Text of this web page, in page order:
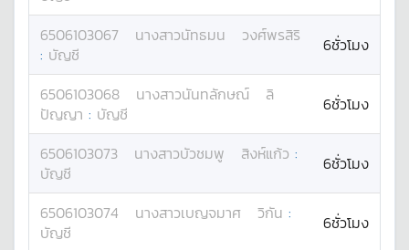
6506103067 นางสาวนัทธมน
วงศ์พรสิริ
: บัญชี 6ชั่วโมง
6506103068 นางสาวนันทลักษณ์
ลิ
ปัญญา : บัญชี 6ชั่วโมง
6506103073 นางสาวบัวชมพู สิงห์แก้ว :
บัญชี
6ชั่วโมง
6506103074 นางสาวเบญจมาศ วิกัน :
บัญชี
6ชั่วโมง